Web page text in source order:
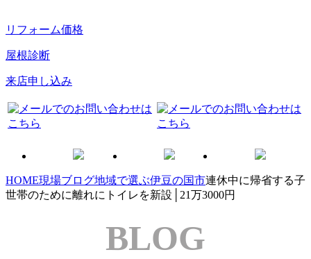
リフォーム価格
屋根診断
来店申し込み
HOME現場ブログ地域で選ぶ伊豆の国市連休中に帰省する子
世帯のために離れにトイレを新設│21万3000円
BLOG